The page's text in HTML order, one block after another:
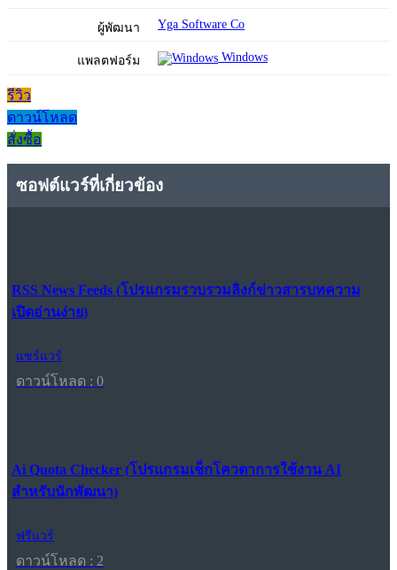
ผู้พัฒนา Yga Software Co
แพลตฟอร์ม Windows
รีวิว
ดาวน์โหลด
สั่งซื้อ
ซอฟต์แวร์ที่เกี่ยวข้อง
RSS News Feeds (โปรแกรมรวบรวมลิงก์ข่าวสารบทความ
เปิดอ่านง่าย)
แชร์แวร์
ดาวน์โหลด : 0
Ai Quota Checker (โปรแกรมเช็กโควตาการใช้งาน AI
สำหรับนักพัฒนา)
ฟรีแวร์
ดาวน์โหลด : 2